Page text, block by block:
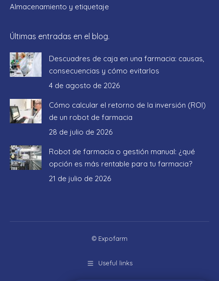
Almacenamiento y etiquetaje
Últimas entradas en el blog.
Descuadres de caja en una farmacia: causas,
consecuencias y cómo evitarlos
4 de agosto de 2026
Cómo calcular el retorno de la inversión (ROI)
de un robot de farmacia
28 de julio de 2026
Robot de farmacia o gestión manual: ¿qué
opción es más rentable para tu farmacia?
21 de julio de 2026
© Expofarm
Useful links